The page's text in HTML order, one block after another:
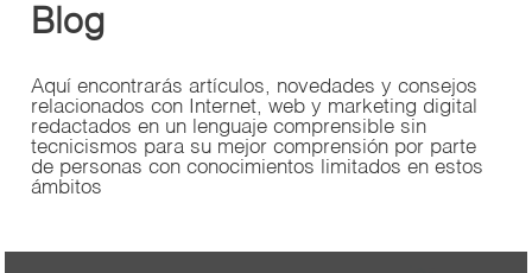
Blog
Aquí encontrarás artículos, novedades y consejos
relacionados con Internet, web y marketing digital
redactados en un lenguaje comprensible sin
tecnicismos para su mejor comprensión por parte
de personas con conocimientos limitados en estos
ámbitos